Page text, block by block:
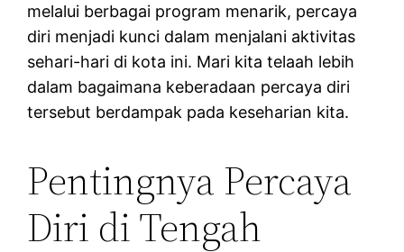
melalui berbagai program menarik, percaya
diri menjadi kunci dalam menjalani aktivitas
sehari-hari di kota ini. Mari kita telaah lebih
dalam bagaimana keberadaan percaya diri
tersebut berdampak pada keseharian kita.
Pentingnya Percaya
Diri di Tengah